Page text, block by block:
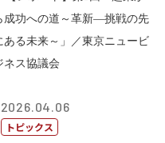
2026.04.06
トピックス